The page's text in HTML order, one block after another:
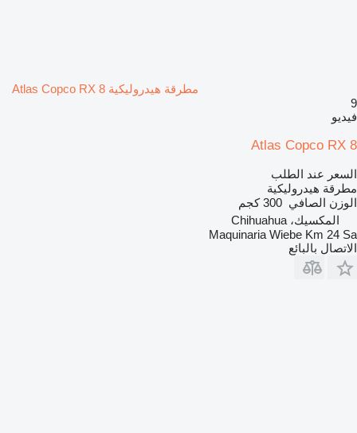
مطرقة هيدروليكية Atlas Copco RX 8
9
فيديو
Atlas Copco RX 8
السعر عند الطلب
مطرقة هيدروليكية
الوزن الصافي 300 كجم
المكسيك، Chihuahua
Maquinaria Wiebe Km 24 Sa
الاتصال بالبائع